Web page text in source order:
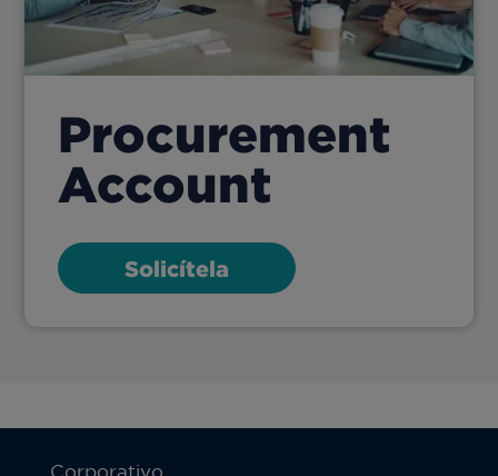
Procurement
Account
Solicítela
Corporativo